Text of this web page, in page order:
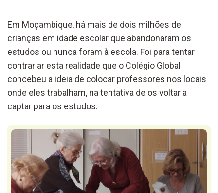
Em Moçambique, há mais de dois milhões de
crianças em idade escolar que abandonaram os
estudos ou nunca foram à escola. Foi para tentar
contrariar esta realidade que o Colégio Global
concebeu a ideia de colocar professores nos locais
onde eles trabalham, na tentativa de os voltar a
captar para os estudos.